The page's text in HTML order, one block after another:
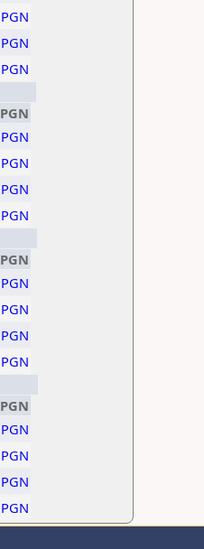
PGN
PGN
PGN
PGN
PGN
PGN
PGN
PGN
PGN
PGN
PGN
PGN
PGN
PGN
PGN
PGN
PGN
PGN